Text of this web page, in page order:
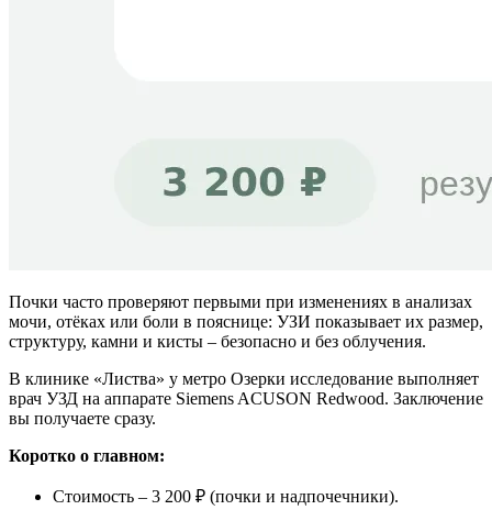
Почки часто проверяют первыми при изменениях в анализах
мочи, отёках или боли в пояснице: УЗИ показывает их размер,
структуру, камни и кисты – безопасно и без облучения.
В клинике «Листва» у метро Озерки исследование выполняет
врач УЗД на аппарате Siemens ACUSON Redwood. Заключение
вы получаете сразу.
Коротко о главном:
Стоимость – 3 200 ₽ (почки и надпочечники).